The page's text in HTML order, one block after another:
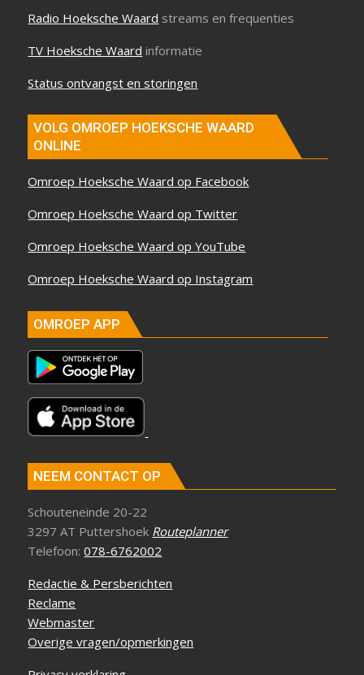
Radio Hoeksche Waard streams en frequenties
TV Hoeksche Waard informatie
Status ontvangst en storingen
VOLG OMROEP HOEKSCHE WAARD
ONLINE
Omroep Hoeksche Waard op Facebook
Omroep Hoeksche Waard op Twitter
Omroep Hoeksche Waard op YouTube
Omroep Hoeksche Waard op Instagram
OMROEP APP
NEEM CONTACT OP
Schouteneinde 20-22
3297 AT Puttershoek Routeplanner
Telefoon:078-6762002
Redactie & Persberichten
Reclame
Webmaster
Overige vragen/opmerkingen